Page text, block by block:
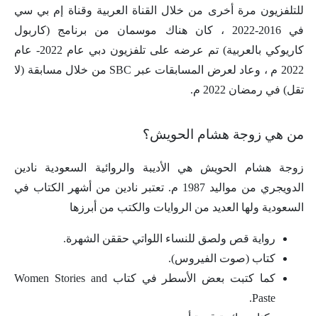
للتلفزيون مرة أخرى من خلال القناة العربية وقناة إم بي سي
في 2016-2022 ، كان هناك موسمان من برنامج (كاربول
كاريوكي بالعربية) تم عرضه على تلفزيون دبي عام 2022- عام
2022 م ، وعاد لعرض المسابقات عبر SBC من خلال مسابقة (لا
تقل) في رمضان 2022 م.
من هي زوجة هشام الحويش؟
زوجة هشام الحويش هي الأديبة والروائية السعودية نادين
الدويجري من مواليد 1987 م. تعتبر نادين من أشهر الكتاب في
السعودية ولها العديد من الروايات والكتب من أبرزها
رواية قص ولصق للنساء اللواتي حققن الشهرة.
كتاب (صوت الفيروس).
كما كتبت بعض الأسطر في كتاب Women Stories and
Paste.